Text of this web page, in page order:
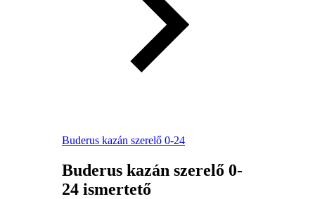
Buderus kazán szerelő 0-24
Buderus kazán szerelő 0-
24 ismertető